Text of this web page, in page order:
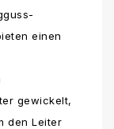
einen
gewickelt,
den Leiter